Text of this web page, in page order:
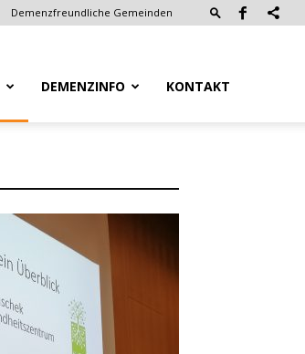
Demenzfreundliche Gemeinden
DEMENZINFO KONTAKT